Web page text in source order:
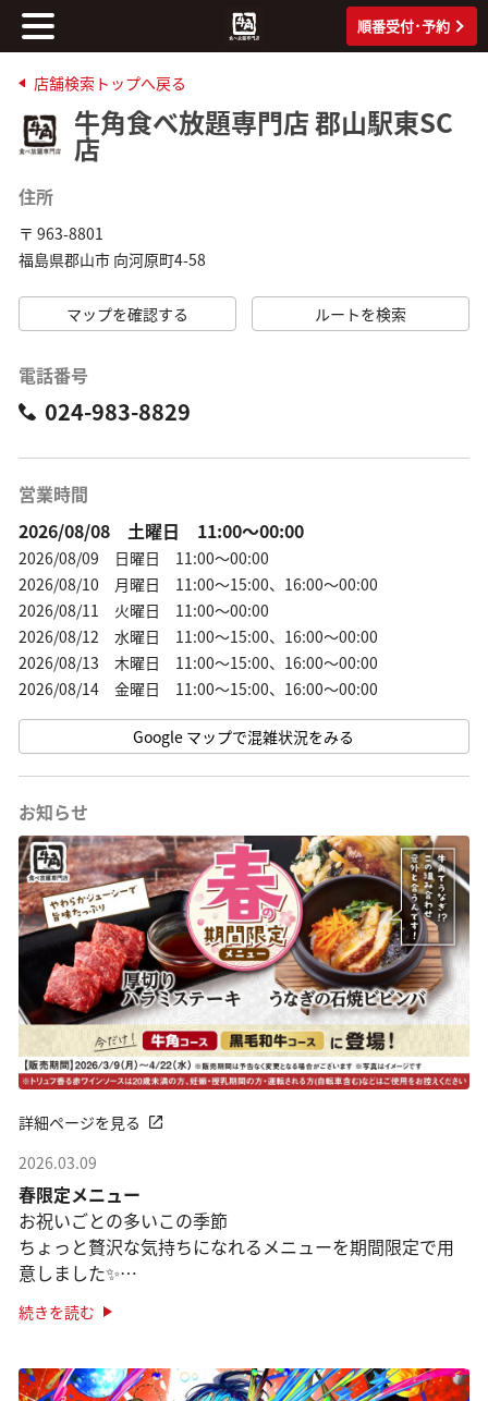
順番受付･予約
店舗検索トップへ戻る
牛角食べ放題専門店 郡山駅東SC
店
住所
〒 963-8801
福島県郡山市 向河原町4-58
マップを確認する ルートを検索
電話番号
024-983-8829
営業時間
2026/08/08 土曜日 11:00～00:00
2026/08/09 日曜日 11:00～00:00
2026/08/10 月曜日 11:00～15:00、16:00～00:00
2026/08/11 火曜日 11:00～00:00
2026/08/12 水曜日 11:00～15:00、16:00～00:00
2026/08/13 木曜日 11:00～15:00、16:00～00:00
2026/08/14 金曜日 11:00～15:00、16:00～00:00
Google マップで混雑状況をみる
お知らせ
詳細ページを見る
2026.03.09
春限定メニュー
お祝いごとの多いこの季節
ちょっと贅沢な気持ちになれるメニューを期間限定で用
意しました✨
焼肉の定番、石焼ビビン ···
続きを読む